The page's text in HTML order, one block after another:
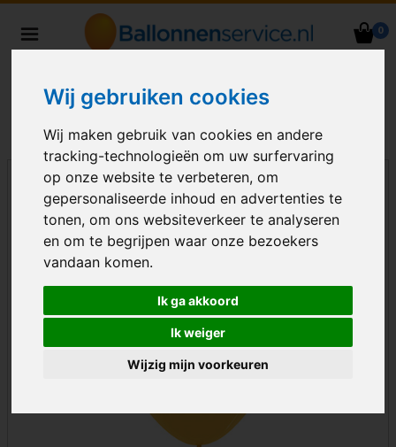
Wij gebruiken cookies
Wij maken gebruik van cookies en andere
tracking-technologieën om uw surfervaring
op onze website te verbeteren, om
gepersonaliseerde inhoud en advertenties te
tonen, om ons websiteverkeer te analyseren
en om te begrijpen waar onze bezoekers
vandaan komen.
Ik ga akkoord
Ik weiger
Wijzig mijn voorkeuren
0
Nederland